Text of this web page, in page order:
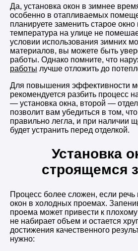
Да, установка окон в зимнее
особенно в отапливаемых
планируете заменить старое окно
температура на улице не
условии использования зимних
материалов, вы можете быть
работы. Однако помните, что
работы лучше отложить до
Для повышения эффективности
рекомендуется разбить процесс
— установка окна, второй —
позволит вам убедиться в том,
правильно легла, и при наличии
будет устранить перед отделкой.
Установка
строящемся
Процесс более сложен, если речь
окон в холодных проемах.
проема может привести к
не набирает объем и остается
достижения качественного
нужно: